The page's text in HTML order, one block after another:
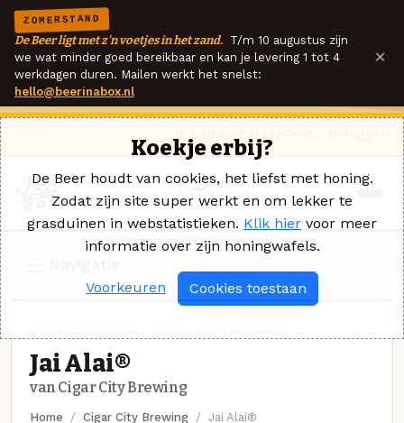
ZOMERSTAND
De Beer ligt met z'n voetjes in het zand. T/m 10 augustus zijn
we wat minder goed bereikbaar en kan je levering 1 tot 4
werkdagen duren. Mailen werkt het snelst:
hello@beerinabox.nl
×
Jai Alai®
van Cigar City Brewing
Home Cigar City Brewing Jai Alai®
Koekje erbij?
De Beer houdt van cookies, het liefst met honing.
Zodat zijn site super werkt en om lekker te
grasduinen in webstatistieken. Klik hier voor meer
informatie over zijn honingwafels.
Voorkeuren Cookies toestaan